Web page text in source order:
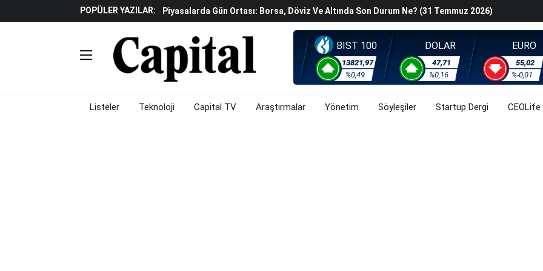
POPÜLER YAZILAR:
Yapay Zeka Reklamlarında Kurallar Değişiyor
Beyaz Eşya Sektöründe Daralma Sürüyor
Döviz Ve Altın Güne Nasıl Başladı? (31 Temmuz 2026)
Küresel Piyasalarda Teknoloji Rallisi Risk Iştahını Artırdı
Piyasalarda Gün Ortası: Borsa, Döviz Ve Altında Son Durum Ne? (31 Temmuz 2026)
BIST 100
13821,97
%0,49
DOLAR
47,71
%0,16
EURO
55,02
%-0,01
Listeler Teknoloji Capital TV Araştırmalar Yönetim Söyleşiler Startup Dergi CEOLife